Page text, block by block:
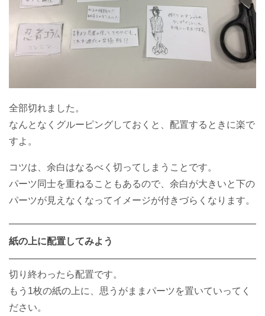
全部切れました。
なんとなくグルーピングしておくと、配置するときに楽で
すよ。
コツは、余白はなるべく切ってしまうことです。
パーツ同士を重ねることもあるので、余白が大きいと下の
パーツが見えなくなってイメージが付きづらくなります。
紙の上に配置してみよう
切り終わったら配置です。
もう1枚の紙の上に、思うがままパーツを置いていってく
ださい。